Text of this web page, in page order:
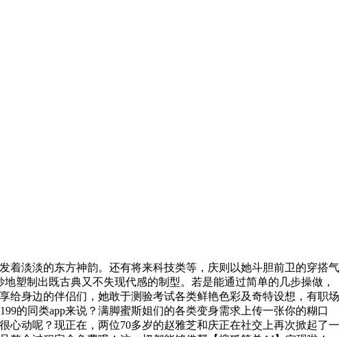
淡淡的东方神韵。还有将来科技类等，庆则以她斗胆前卫的穿搭气
塑制出既古典又不失现代感的制型。若是能通过简单的几步操做，
身边的伴侣们，她敢于测验考试各类鲜艳色彩及奇特设想，有职场
的同类app来说？满脚蜜斯姐们的各类变身需求上传一张你的糊口
动呢？现正在，两位70多岁的赵雅芝和庆正在社交上再次掀起了一